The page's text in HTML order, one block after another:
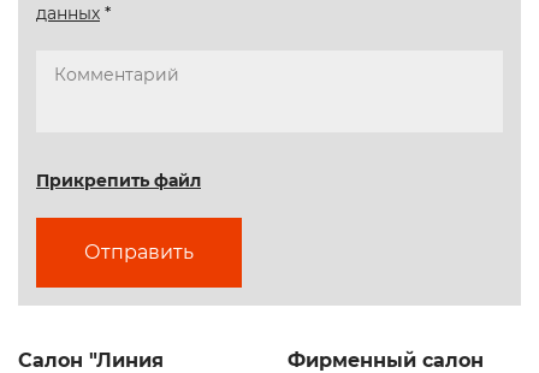
данных *
Отправить
Прикрепить файл
Салон "Линия
Фирменный салон